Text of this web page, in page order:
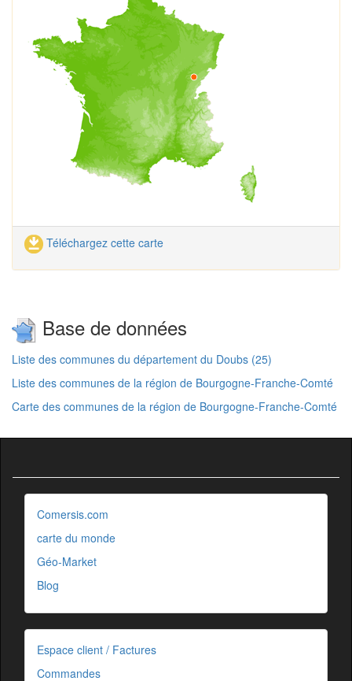
Téléchargez cette carte
Base de données
Liste des communes du département du Doubs (25)
Liste des communes de la région de Bourgogne-Franche-Comté
Carte des communes de la région de Bourgogne-Franche-Comté
Comersis.com
carte du monde
Géo-Market
Blog
Espace client / Factures
Commandes